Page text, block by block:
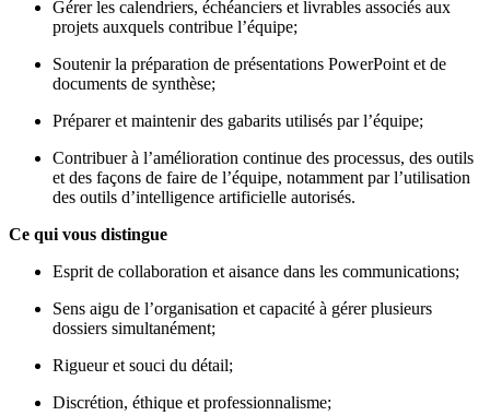
Gérer les calendriers, échéanciers et livrables associés aux
projets auxquels contribue l’équipe;
Soutenir la préparation de présentations PowerPoint et de
documents de synthèse;
Préparer et maintenir des gabarits utilisés par l’équipe;
Contribuer à l’amélioration continue des processus, des outils
et des façons de faire de l’équipe, notamment par l’utilisation
des outils d’intelligence artificielle autorisés.
Ce qui vous distingue
Esprit de collaboration et aisance dans les communications;
Sens aigu de l’organisation et capacité à gérer plusieurs
dossiers simultanément;
Rigueur et souci du détail;
Discrétion, éthique et professionnalisme;